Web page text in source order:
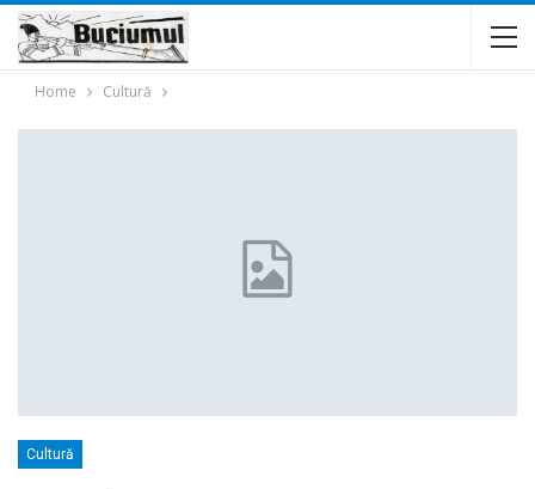
Home Cultură
Cultură